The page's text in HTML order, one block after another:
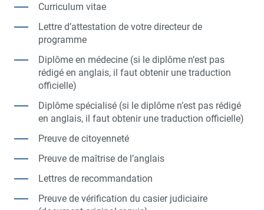
Curriculum vitae
Lettre d’attestation de votre directeur de
programme
Diplôme en médecine (si le diplôme n’est pas
rédigé en anglais, il faut obtenir une traduction
officielle)
Diplôme spécialisé (si le diplôme n’est pas rédigé
en anglais, il faut obtenir une traduction officielle)
Preuve de citoyenneté
Preuve de maîtrise de l’anglais
Lettres de recommandation
Preuve de vérification du casier judiciaire